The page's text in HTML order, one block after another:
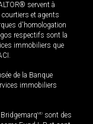
servent à
et agents
d'homologation
respectifs sont la
immobiliers que
de la Banque
immobiliers
MD sont des